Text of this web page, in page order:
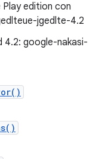
Play edition con
jgedlte-4.2
4.2: google-nakasi-